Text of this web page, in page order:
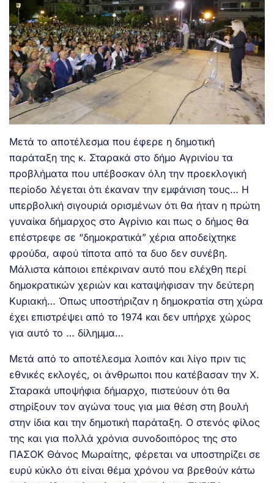
Μετά το αποτέλεσμα που έφερε η δημοτική
παράταξη της κ. Σταρακά στο δήμο Αγρινίου τα
προβλήματα που υπέβοσκαν όλη την προεκλογική
περίοδο λέγεται ότι έκαναν την εμφάνιση τους… Η
υπερβολική σιγουριά ορισμένων ότι θα ήταν η πρώτη
γυναίκα δήμαρχος στο Αγρίνιο και πως ο δήμος θα
επέστρεφε σε “δημοκρατικά” χέρια αποδείχτηκε
φρούδα, αφού τίποτα από τα δυο δεν συνέβη.
Μάλιστα κάποιοι επέκριναν αυτό που ελέχθη περί
δημοκρατικών χεριών και καταψήφισαν την δεύτερη
Κυριακή… Όπως υποστήριζαν η δημοκρατία στη χώρα
έχει επιστρέψει από το 1974 και δεν υπήρχε χώρος
για αυτό το … δίλημμα…
Μετά από το αποτέλεσμα λοιπόν και λίγο πριν τις
εθνικές εκλογές, οι άνθρωποι που κατέβασαν την Χ.
Σταρακά υποψήφια δήμαρχο, πιστεύουν ότι θα
στηρίξουν τον αγώνα τους για μια θέση στη βουλή
στην ίδια και την δημοτική παράταξη. Ο στενός φίλος
της και για πολλά χρόνια συνοδοιπόρος της στο
ΠΑΣΟΚ Θάνος Μωραίτης, φέρεται να υποστηρίζει σε
ευρύ κύκλο ότι είναι θέμα χρόνου να βρεθούν κάτω